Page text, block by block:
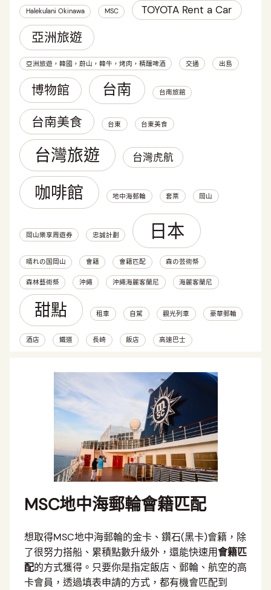
Halekulani Okinawa MSC TOYOTA Rent a Car
亞洲旅遊
亞洲旅遊，韓國，蔚山，韓牛，烤肉，精釀啤酒 交通 出島
博物館 台南 台南旅館
台南美食 台東 台東美食
台灣旅遊 台灣虎航
咖啡館 地中海郵輪 套票 岡山
岡山樂享周遊券 忠誠計劃 日本
晴れの国岡山 會籍 會籍匹配 森の芸術祭
森林藝術祭 沖繩 沖繩海麗客蘭尼 海麗客蘭尼
甜點 租車 自駕 觀光列車 豪華郵輪
酒店 鐵道 長崎 飯店 高速巴士
MSC地中海郵輪會籍匹配
想取得MSC地中海郵輪的金卡、鑽石(黑卡)會籍，除
了很努力搭船、累積點數升級外，還能快速用會籍匹
配的方式獲得。只要你是指定飯店、郵輪、航空的高
卡會員，透過填表申請的方式，都有機會匹配到